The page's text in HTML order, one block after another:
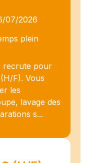
07/2026
plein
recrute pour
F). Vous
les
lavage des
s...